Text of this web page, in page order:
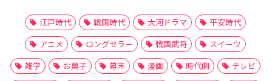
江戸時代 戦国時代 大河ドラマ
平安時代
アニメ
ロングセラー 戦国武将
スイーツ
雑学
お菓子 幕末 漫画 時代劇
テレビ